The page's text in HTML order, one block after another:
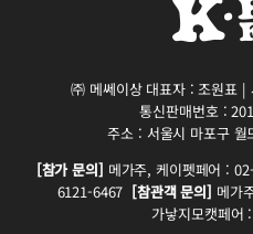
㈜ 메쎄이상 대표자 : 조원표
통신판매번호 :
주소 : 서울시 마포구 월
[참가 문의] 메가주, 케이펫페어 :
6121-6467 [참관객 문의] 메가
가낳지모캣페어